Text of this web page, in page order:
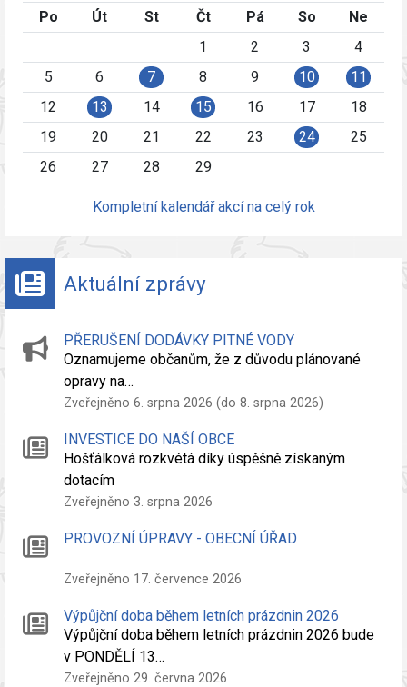
Po
Út St Čt Pá So
Ne
1
2 3
4
5
6 7 8 9 10
11
12
13 14 15 16 17
18
19
20 21 22 23 24
25
26
27 28 29
Kompletní kalendář akcí na celý rok
Aktuální zprávy
PŘERUŠENÍ DODÁVKY PITNÉ VODY
Oznamujeme občanům, že z důvodu plánované
opravy na…
Zveřejněno 6. srpna 2026 (do 8. srpna 2026)
INVESTICE DO NAŠÍ OBCE
Hošťálková rozkvétá díky úspěšně získaným
dotacím
Zveřejněno 3. srpna 2026
PROVOZNÍ ÚPRAVY - OBECNÍ ÚŘAD
Zveřejněno 17. července 2026
Výpůjční doba během letních prázdnin 2026
Výpůjční doba během letních prázdnin 2026 bude
v PONDĚLÍ 13…
Zveřejněno 29. června 2026